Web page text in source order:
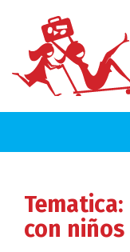
Tematica:
con niños